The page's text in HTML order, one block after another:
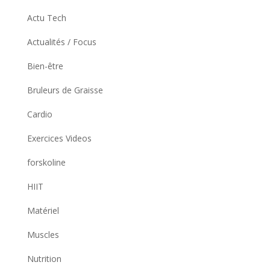
Actu Tech
Actualités / Focus
Bien-être
Bruleurs de Graisse
Cardio
Exercices Videos
forskoline
HIIT
Matériel
Muscles
Nutrition